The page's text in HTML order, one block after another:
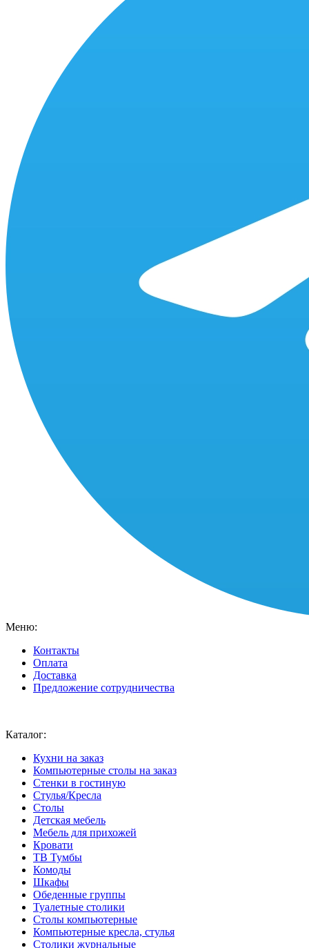
Меню:
Контакты
Оплата
Доставка
Предложение сотрудничества
Каталог:
Кухни на заказ
Компьютерные столы на заказ
Стенки в гостиную
Стулья/Кресла
Столы
Детская мебель
Мебель для прихожей
Кровати
ТВ Тумбы
Комоды
Шкафы
Обеденные группы
Туалетные столики
Столы компьютерные
Компьютерные кресла, стулья
Столики журнальные